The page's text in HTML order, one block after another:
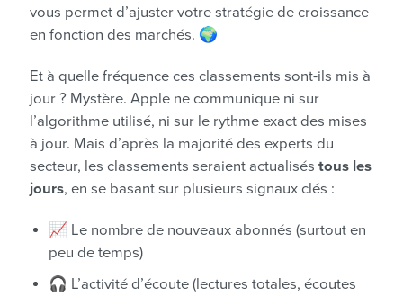
vous permet d’ajuster votre stratégie de croissance
en fonction des marchés. 🌍
Et à quelle fréquence ces classements sont-ils mis à
jour ? Mystère. Apple ne communique ni sur
l’algorithme utilisé, ni sur le rythme exact des mises
à jour. Mais d’après la majorité des experts du
secteur, les classements seraient actualisés tous les
jours, en se basant sur plusieurs signaux clés :
📈 Le nombre de nouveaux abonnés (surtout en
peu de temps)
🎧 L’activité d’écoute (lectures totales, écoutes